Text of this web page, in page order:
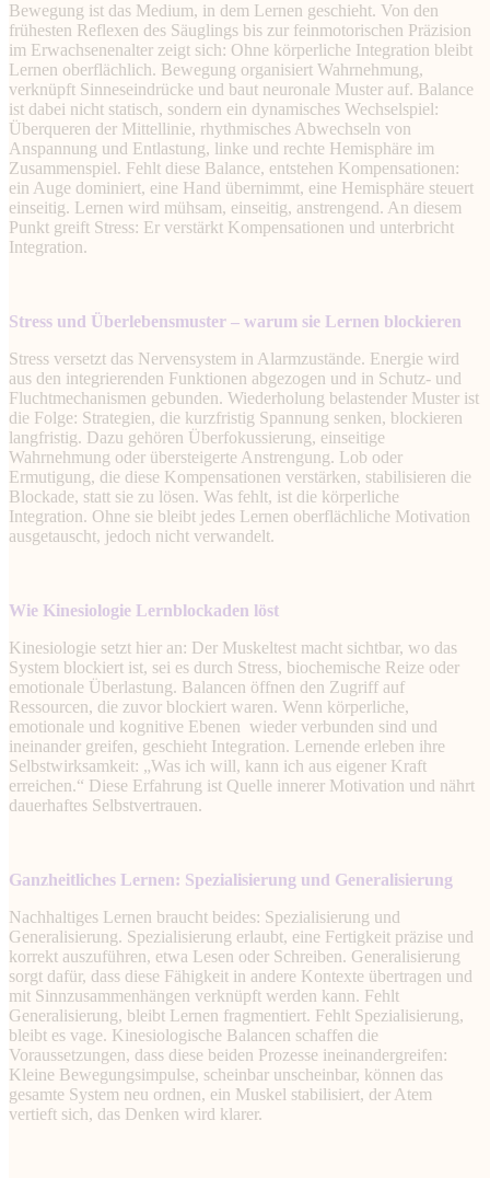
Bewegung ist das Medium, in dem Lernen geschieht. Von den
frühesten Reflexen des Säuglings bis zur feinmotorischen Präzision
im Erwachsenenalter zeigt sich: Ohne körperliche Integration bleibt
Lernen oberflächlich. Bewegung organisiert Wahrnehmung,
verknüpft Sinneseindrücke und baut neuronale Muster auf. Balance
ist dabei nicht statisch, sondern ein dynamisches Wechselspiel:
Überqueren der Mittellinie, rhythmisches Abwechseln von
Anspannung und Entlastung, linke und rechte Hemisphäre im
Zusammenspiel. Fehlt diese Balance, entstehen Kompensationen:
ein Auge dominiert, eine Hand übernimmt, eine Hemisphäre steuert
einseitig. Lernen wird mühsam, einseitig, anstrengend. An diesem
Punkt greift Stress: Er verstärkt Kompensationen und unterbricht
Integration.
Stress und Überlebensmuster – warum sie Lernen blockieren
Stress versetzt das Nervensystem in Alarmzustände. Energie wird
aus den integrierenden Funktionen abgezogen und in Schutz- und
Fluchtmechanismen gebunden. Wiederholung belastender Muster ist
die Folge: Strategien, die kurzfristig Spannung senken, blockieren
langfristig. Dazu gehören Überfokussierung, einseitige
Wahrnehmung oder übersteigerte Anstrengung. Lob oder
Ermutigung, die diese Kompensationen verstärken, stabilisieren die
Blockade, statt sie zu lösen. Was fehlt, ist die körperliche
Integration. Ohne sie bleibt jedes Lernen oberflächliche Motivation
ausgetauscht, jedoch nicht verwandelt.
Wie Kinesiologie Lernblockaden löst
Kinesiologie setzt hier an: Der Muskeltest macht sichtbar, wo das
System blockiert ist, sei es durch Stress, biochemische Reize oder
emotionale Überlastung. Balancen öffnen den Zugriff auf
Ressourcen, die zuvor blockiert waren. Wenn körperliche,
emotionale und kognitive Ebenen wieder verbunden sind und
ineinander greifen, geschieht Integration. Lernende erleben ihre
Selbstwirksamkeit: „Was ich will, kann ich aus eigener Kraft
erreichen.“ Diese Erfahrung ist Quelle innerer Motivation und nährt
dauerhaftes Selbstvertrauen.
Ganzheitliches Lernen: Spezialisierung und Generalisierung
Nachhaltiges Lernen braucht beides: Spezialisierung und
Generalisierung. Spezialisierung erlaubt, eine Fertigkeit präzise und
korrekt auszuführen, etwa Lesen oder Schreiben. Generalisierung
sorgt dafür, dass diese Fähigkeit in andere Kontexte übertragen und
mit Sinnzusammenhängen verknüpft werden kann. Fehlt
Generalisierung, bleibt Lernen fragmentiert. Fehlt Spezialisierung,
bleibt es vage. Kinesiologische Balancen schaffen die
Voraussetzungen, dass diese beiden Prozesse ineinandergreifen:
Kleine Bewegungsimpulse, scheinbar unscheinbar, können das
gesamte System neu ordnen, ein Muskel stabilisiert, der Atem
vertieft sich, das Denken wird klarer.